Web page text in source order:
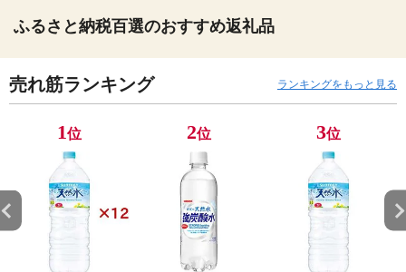
ふるさと納税百選のおすすめ返礼品
売れ筋ランキング ランキングをもっと見る
1位 2位 3位